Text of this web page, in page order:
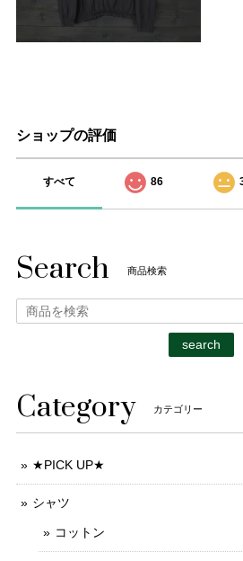
ショップの評価
すべて 86
Search 商品検索
search
Category カテゴリー
★PICK UP★
シャツ
コットン